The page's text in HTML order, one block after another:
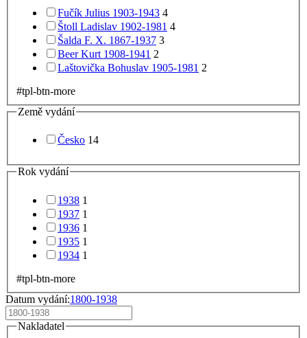
Fučík Julius 1903-1943 4
Štoll Ladislav 1902-1981 4
Šalda F. X. 1867-1937 3
Beer Kurt 1908-1941 2
Laštovička Bohuslav 1905-1981 2
#tpl-btn-more
Země vydání
Česko 14
Rok vydání
1938 1
1937 1
1936 1
1935 1
1934 1
#tpl-btn-more
Datum vydání:1800-1938
Nakladatel